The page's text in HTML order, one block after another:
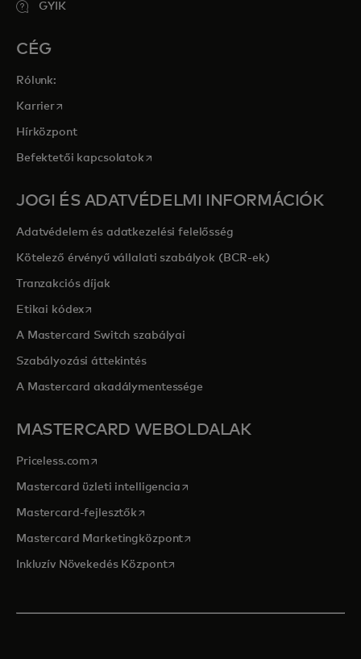
GYIK
CÉG
Rólunk:
Karrieropens in a new tab
Hírközpont
Befektetői kapcsolatokopens in a new tab
JOGI ÉS ADATVÉDELMI INFORMÁCIÓK
Adatvédelem és adatkezelési felelősség
Kötelező érvényű vállalati szabályok (BCR-ek)
Tranzakciós díjak
Etikai kódexopens in a new tab
A Mastercard Switch szabályai
Szabályozási áttekintés
A Mastercard akadálymentessége
MASTERCARD WEBOLDALAK
Priceless.com opens in a new tab
Mastercard üzleti intelligenciaopens in a new tab
Mastercard-fejlesztők opens in a new tab
Mastercard Marketingközpontopens in a new tab
Inkluzív Növekedés Központopens in a new tab